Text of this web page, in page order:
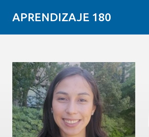
APRENDIZAJE 180